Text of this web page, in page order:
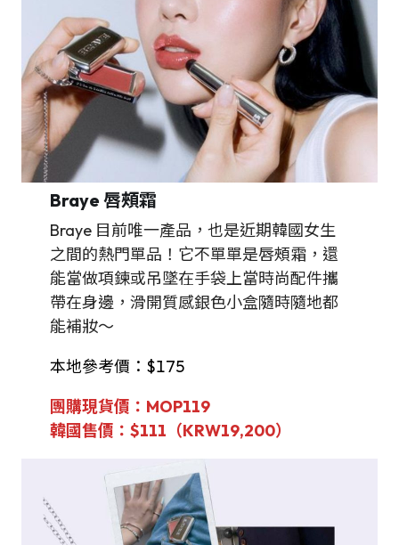
Braye 唇頰霜
Braye 目前唯一產品，也是近期韓國女生
之間的熱門單品！它不單單是唇頰霜，還
能當做項鍊或吊墜在手袋上當時尚配件攜
帶在身邊，滑開質感銀色小盒隨時隨地都
能補妝～
本地參考價：$175
團購現貨價：MOP119
韓國售價：$111（KRW19,200）